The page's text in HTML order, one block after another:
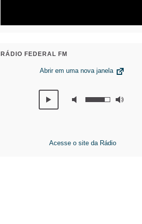
RÁDIO FEDERAL FM
Abrir em uma nova janela
Acesse o site da Rádio